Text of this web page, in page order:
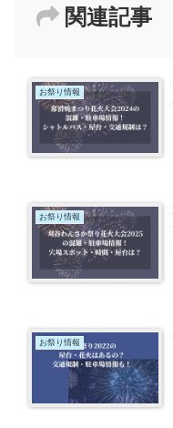
関連記事
お祭り情報
お祭り情報
お祭り情報